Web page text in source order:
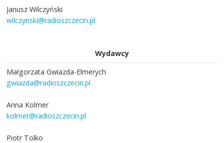
Janusz Wilczyński
wilczynski@radioszczecin.pl
Wydawcy
Małgorzata Gwiazda-Elmerych
gwiazda@radioszczecin.pl
Anna Kolmer
kolmer@radioszczecin.pl
Piotr Tolko